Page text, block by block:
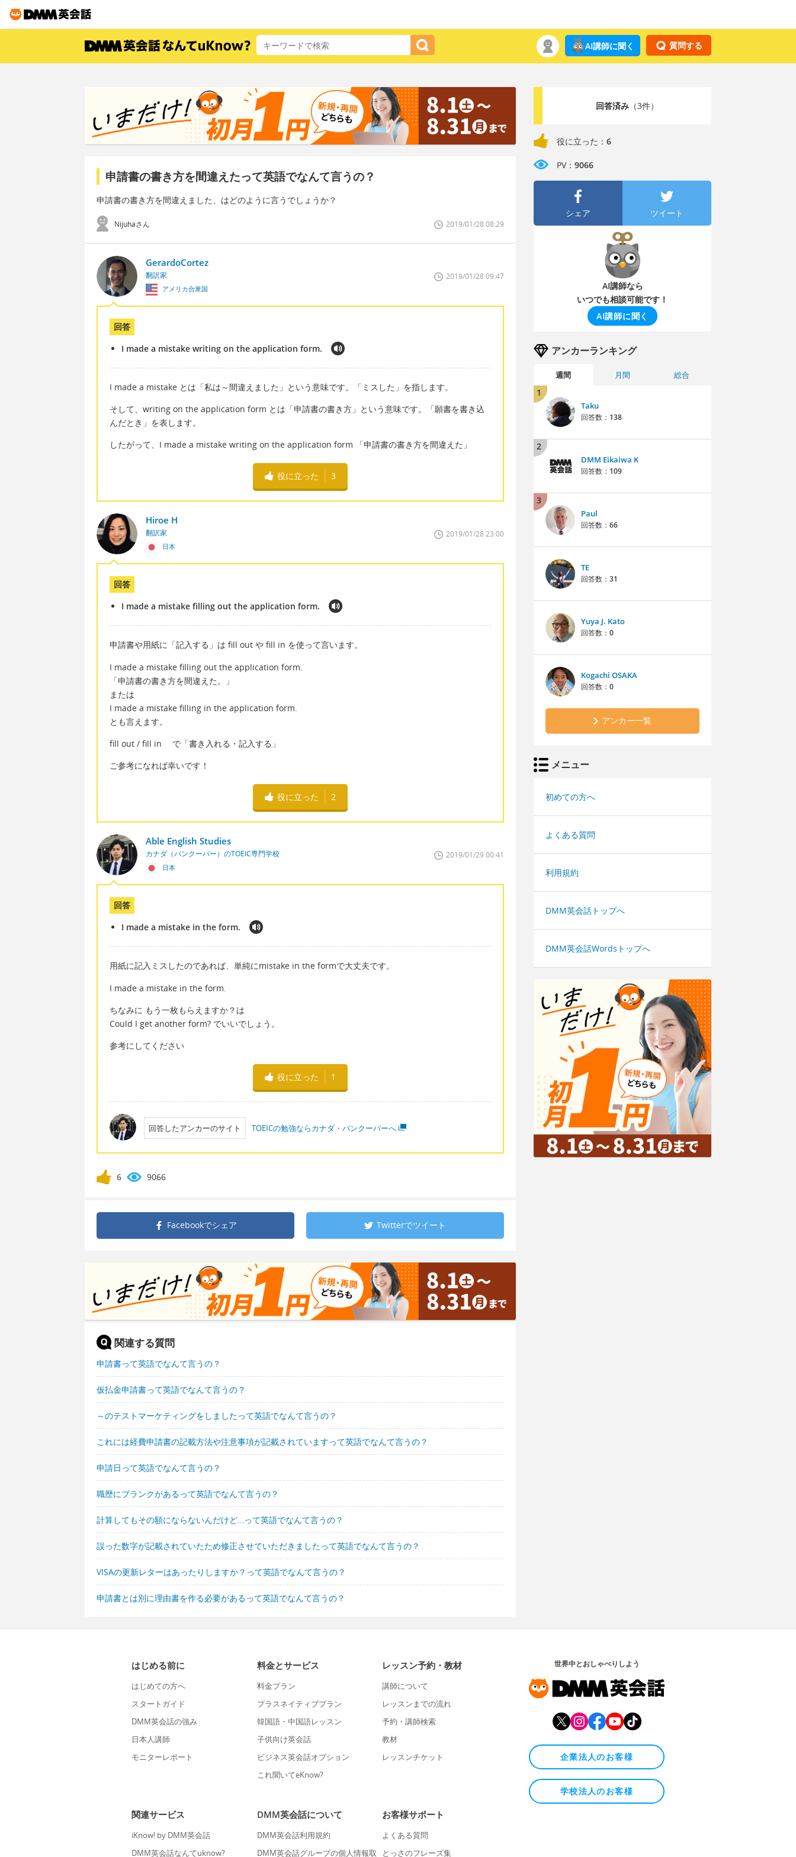
質問する
AI講師に聞く
申請書の書き方を間違えたって英語でなんて言うの？
申請書の書き方を間違えました、はどのように言うでしょうか？
Nijuhaさん 2019/01/28 08:29
GerardoCortez
翻訳家
アメリカ合衆国
2019/01/28 09:47
回答
I made a mistake writing on the application form.
I made a mistake とは「私は～間違えました」という意味です。「ミスした」を指します。
そして、writing on the application form とは「申請書の書き方」という意味です。「願書を書き込
んだとき」を表します。
したがって、I made a mistake writing on the application form 「申請書の書き方を間違えた」
役に立った 3
Hiroe H
翻訳家
日本
2019/01/28 23:00
回答
I made a mistake filling out the application form.
申請書や用紙に「記入する」は fill out や fill in を使って言います。
I made a mistake filling out the application form.
「申請書の書き方を間違えた。」
または
I made a mistake filling in the application form.
とも言えます。
fill out / fill in で「書き入れる・記入する」
ご参考になれば幸いです！
役に立った 2
Able English Studies
カナダ（バンクーバー）のTOEIC専門学校
日本
2019/01/29 00:41
回答
I made a mistake in the form.
用紙に記入ミスしたのであれば、単純にmistake in the formで大丈夫です。
I made a mistake in the form.
ちなみに もう一枚もらえますか？は
Could I get another form? でいいでしょう。
参考にしてください
役に立った 1
回答したアンカーのサイト TOEICの勉強ならカナダ・バンクーバーへ
6 9066
Facebookでシェア Twitterでツイート
関連する質問
申請書って英語でなんて言うの？
仮払金申請書って英語でなんて言うの？
～のテストマーケティングをしましたって英語でなんて言うの？
これには経費申請書の記載方法や注意事項が記載されていますって英語でなんて言うの？
申請日って英語でなんて言うの？
職歴にブランクがあるって英語でなんて言うの？
計算してもその額にならないんだけど…って英語でなんて言うの？
誤った数字が記載されていたため修正させていただきましたって英語でなんて言うの？
VISAの更新レターはあったりしますか？って英語でなんて言うの？
申請書とは別に理由書を作る必要があるって英語でなんて言うの？
回答済み（3件）
役に立った： 6
PV： 9066
シェア ツイート
AI講師なら
いつでも相談可能です！
AI講師に聞く
アンカーランキング
週間 月間 総合
1
Taku
回答数： 138
2
DMM Eikaiwa K
回答数： 109
3
Paul
回答数： 66
TE
回答数： 31
Yuya J. Kato
回答数： 0
Kogachi OSAKA
回答数： 0
アンカー一覧
メニュー
初めての方へ
よくある質問
利用規約
DMM英会話トップへ
DMM英会話Wordsトップへ
はじめる前に
はじめての方へ
スタートガイド
DMM英会話の強み
日本人講師
モニターレポート
料金とサービス
料金プラン
プラスネイティブプラン
韓国語・中国語レッスン
子供向け英会話
ビジネス英会話オプション
これ聞いてeKnow?
レッスン予約・教材
講師について
レッスンまでの流れ
予約・講師検索
教材
レッスンチケット
関連サービス
iKnow! by DMM英会話
DMM英会話なんてuknow?
DMM英会話について
DMM英会話利用規約
DMM英会話グループの個人情報取
お客様サポート
よくある質問
とっさのフレーズ集
世界中とおしゃべりしよう
企業法人のお客様
学校法人のお客様